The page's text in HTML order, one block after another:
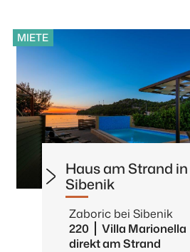
Haus am Strand
Sibenik
Zaboric bei Sibenik
220
Villa Marionella
direkt am Strand
MIETE